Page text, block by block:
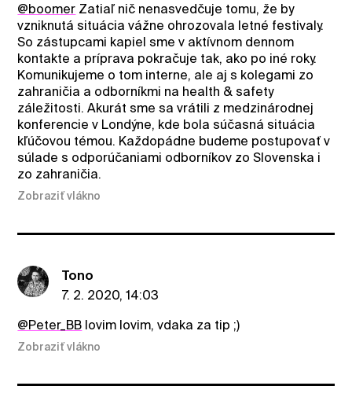
@boomer Zatiaľ nič nenasvedčuje tomu, že by
vzniknutá situácia vážne ohrozovala letné festivaly.
So zástupcami kapiel sme v aktívnom dennom
kontakte a príprava pokračuje tak, ako po iné roky.
Komunikujeme o tom interne, ale aj s kolegami zo
zahraničia a odborníkmi na health & safety
záležitosti. Akurát sme sa vrátili z medzinárodnej
konferencie v Londýne, kde bola súčasná situácia
kľúčovou témou. Každopádne budeme postupovať v
súlade s odporúčaniami odborníkov zo Slovenska i
zo zahraničia.
Zobraziť vlákno
Tono
7. 2. 2020, 14:03
@Peter_BB lovim lovim, vdaka za tip ;)
Zobraziť vlákno